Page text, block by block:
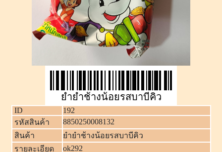
ยำยำช้างน้อยรสบาบีคิว
ID
192
รหัสสินค้า
8850250008132
สินค้า
ยำยำช้างน้อยรสบาบีคิว
รายละเอียด
ok292